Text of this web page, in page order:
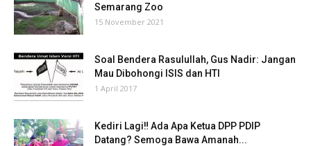
Semarang Zoo
15 November 2021
Soal Bendera Rasulullah, Gus Nadir: Jangan
Mau Dibohongi ISIS dan HTI
1 April 2017
Kediri Lagi‼ Ada Apa Ketua DPP PDIP
Datang? Semoga Bawa Amanah...